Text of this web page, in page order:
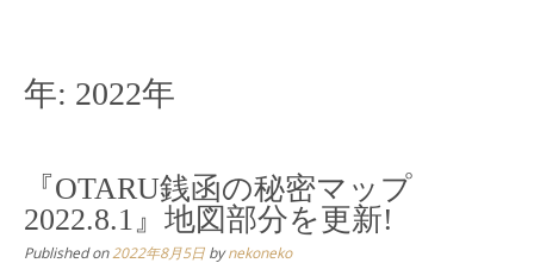
年: 2022年
『OTARU銭函の秘密マップ
2022.8.1』地図部分を更新!
Published on2022年8月5日 bynekoneko